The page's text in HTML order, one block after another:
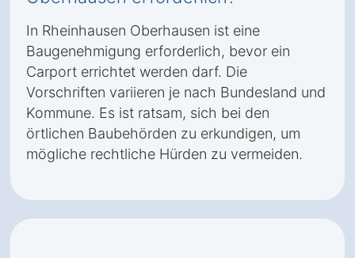
In Rheinhausen Oberhausen ist eine
Baugenehmigung erforderlich, bevor ein
Carport errichtet werden darf. Die
Vorschriften variieren je nach Bundesland und
Kommune. Es ist ratsam, sich bei den
örtlichen Baubehörden zu erkundigen, um
mögliche rechtliche Hürden zu vermeiden.